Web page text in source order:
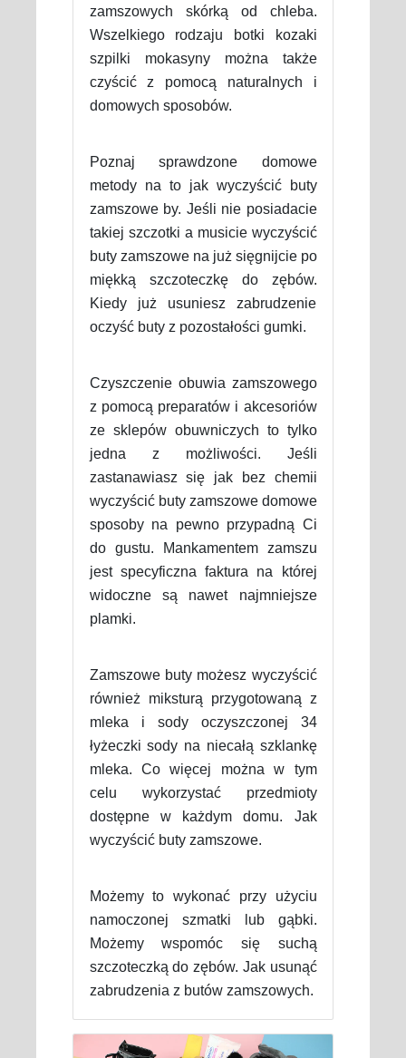
zamszowych skórką od chleba.
Wszelkiego rodzaju botki kozaki
szpilki mokasyny można także
czyścić z pomocą naturalnych i
domowych sposobów.
Poznaj sprawdzone domowe
metody na to jak wyczyścić buty
zamszowe by. Jeśli nie posiadacie
takiej szczotki a musicie wyczyścić
buty zamszowe na już sięgnijcie po
miękką szczoteczkę do zębów.
Kiedy już usuniesz zabrudzenie
oczyść buty z pozostałości gumki.
Czyszczenie obuwia zamszowego
z pomocą preparatów i akcesoriów
ze sklepów obuwniczych to tylko
jedna z możliwości. Jeśli
zastanawiasz się jak bez chemii
wyczyścić buty zamszowe domowe
sposoby na pewno przypadną Ci
do gustu. Mankamentem zamszu
jest specyficzna faktura na której
widoczne są nawet najmniejsze
plamki.
Zamszowe buty możesz wyczyścić
również miksturą przygotowaną z
mleka i sody oczyszczonej 34
łyżeczki sody na niecałą szklankę
mleka. Co więcej można w tym
celu wykorzystać przedmioty
dostępne w każdym domu. Jak
wyczyścić buty zamszowe.
Możemy to wykonać przy użyciu
namoczonej szmatki lub gąbki.
Możemy wspomóc się suchą
szczoteczką do zębów. Jak usunąć
zabrudzenia z butów zamszowych.